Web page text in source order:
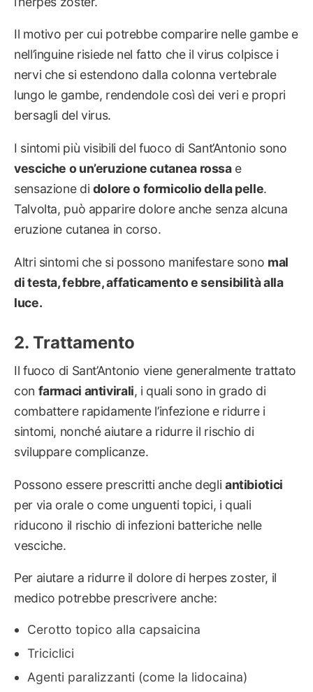
Il motivo per cui potrebbe comparire nelle gambe e
nell’inguine risiede nel fatto che il virus colpisce i
nervi che si estendono dalla colonna vertebrale
lungo le gambe, rendendole così dei veri e propri
bersagli del virus.
I sintomi più visibili del fuoco di Sant’Antonio sono
vesciche o un’eruzione cutanea rossae
sensazione di dolore o formicolio della pelle.
Talvolta, può apparire dolore anche senza alcuna
eruzione cutanea in corso.
Altri sintomi che si possono manifestare sono mal
di testa, febbre, affaticamento e sensibilità alla
luce.
Trattamento
Il fuoco di Sant’Antonio viene generalmente trattato
con farmaci antivirali, i quali sono in grado di
combattere rapidamente l’infezione e ridurre i
sintomi, nonché aiutare a ridurre il rischio di
sviluppare complicanze.
Possono essere prescritti anche degli antibiotici
per via orale o come unguenti topici, i quali
riducono il rischio di infezioni batteriche nelle
vesciche.
Per aiutare a ridurre il dolore di herpes zoster, il
medico potrebbe prescrivere anche:
Cerotto topico alla capsaicina
Triciclici
Agenti paralizzanti (come la lidocaina)